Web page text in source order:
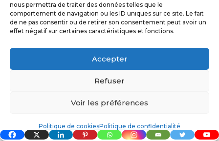
nous permettra de traiter des données telles que le
comportement de navigation ou les ID uniques sur ce site. Le fait
de ne pas consentir ou de retirer son consentement peut avoir un
effet négatif sur certaines caractéristiques et fonctions.
Accepter
Refuser
Voir les préférences
Politique de cookiesPolitique de confidentialité
Les lecteurs ont aussi aimé :
J’aurais aimé trouver des informations sur le
malaise vagal en tant que tel, mais rien n’est
creuse et répète des concepts déjà